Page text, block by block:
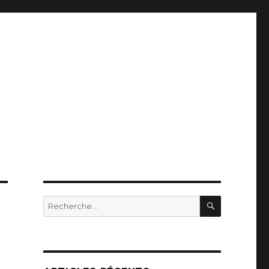
Recherche
pour